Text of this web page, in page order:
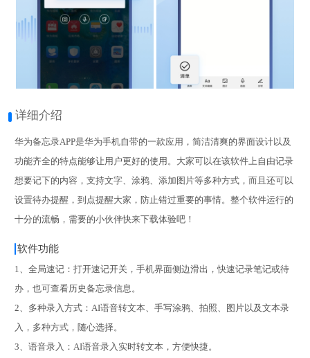
详细介绍
华为备忘录APP是华为手机自带的一款应用，简洁清爽的界面设计以及
功能齐全的特点能够让用户更好的使用。大家可以在该软件上自由记录
想要记下的内容，支持文字、涂鸦、添加图片等多种方式，而且还可以
设置待办提醒，到点提醒大家，防止错过重要的事情。整个软件运行的
十分的流畅，需要的小伙伴快来下载体验吧！
软件功能
1、全局速记：打开速记开关，手机界面侧边滑出，快速记录笔记或待
办，也可查看历史备忘录信息。
2、多种录入方式：AI语音转文本、手写涂鸦、拍照、图片以及文本录
入，多种方式，随心选择。
3、语音录入：AI语音录入实时转文本，方便快捷。